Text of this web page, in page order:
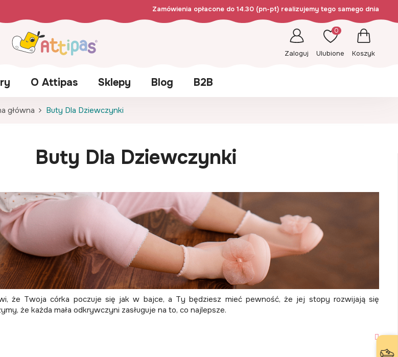
Zamówienia opłacone do 14.30 (pn-pt) realizujemy tego samego dnia
Zaloguj
0
Ulubione Koszyk
O Attipas Sklepy Blog B2B
główna Buty Dla Dziewczynki
Buty Dla Dziewczynki
że Twoja córka poczuje się jak w bajce, a Ty będziesz mieć pewność, że jej stopy rozwijają się
że każda mała odkrywczyni zasługuje na to, co najlepsze.